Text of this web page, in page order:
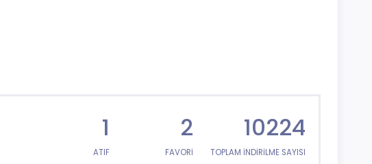
1
ATIF
2
FAVORİ
10224
TOPLAM İNDİRİLME SAYISI